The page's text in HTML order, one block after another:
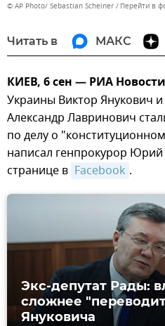
© AP Photo/ Sebastian Scheiner Перейти в
Читать в МАКС
КИЕВ, 6 сен — РИА
Украины Виктор Янукович
Александр Лавринович
по делу о
написал генпрокурор
странице в Facebook .
Экс-депутат Рады:
сложнее
Януковича